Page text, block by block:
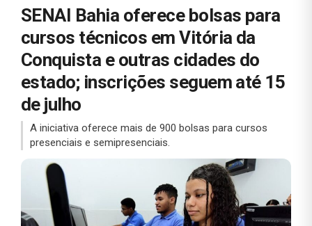
SENAI Bahia oferece bolsas para
cursos técnicos em Vitória da
Conquista e outras cidades do
estado; inscrições seguem até 15
de julho
A iniciativa oferece mais de 900 bolsas para cursos
presenciais e semipresenciais.